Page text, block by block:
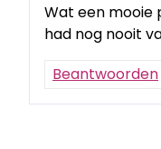
Wat een mooie
had nog nooit
Beantwoorden